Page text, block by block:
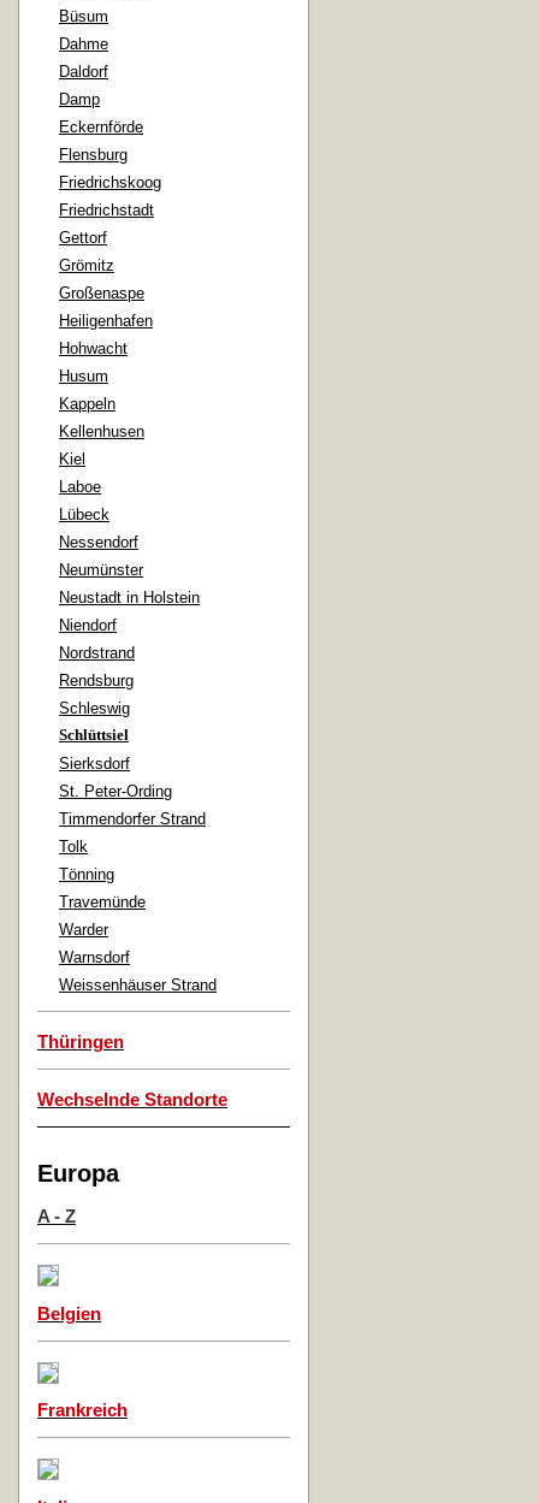
Büsum
Dahme
Daldorf
Damp
Eckernförde
Flensburg
Friedrichskoog
Friedrichstadt
Gettorf
Grömitz
Großenaspe
Heiligenhafen
Hohwacht
Husum
Kappeln
Kellenhusen
Kiel
Laboe
Lübeck
Nessendorf
Neumünster
Neustadt in Holstein
Niendorf
Nordstrand
Rendsburg
Schleswig
Schlüttsiel
Sierksdorf
St. Peter-Ording
Timmendorfer Strand
Tolk
Tönning
Travemünde
Warder
Warnsdorf
Weissenhäuser Strand
Thüringen
Wechselnde Standorte
Europa
A - Z
Belgien
Frankreich